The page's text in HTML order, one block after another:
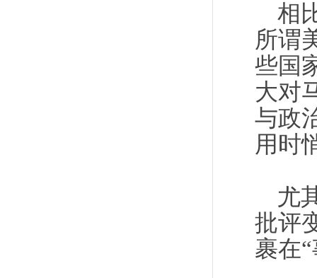
相
所谓
些国
大对
与政
用时
尤
批评
裹在